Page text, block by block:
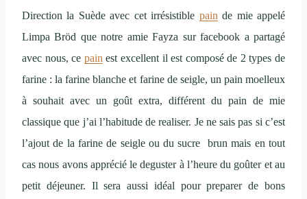
Direction la Suède avec cet irrésistible pain de mie appelé
Limpa Bröd que notre amie Fayza sur facebook a partagé
avec nous, ce pain est excellent il est composé de 2 types de
farine : la farine blanche et farine de seigle, un pain moelleux
à souhait avec un goût extra, différent du pain de mie
classique que j’ai l’habitude de realiser. Je ne sais pas si c’est
l’ajout de la farine de seigle ou du sucre brun mais en tout
cas nous avons apprécié le deguster à l’heure du goûter et au
petit déjeuner. Il sera aussi idéal pour preparer de bons